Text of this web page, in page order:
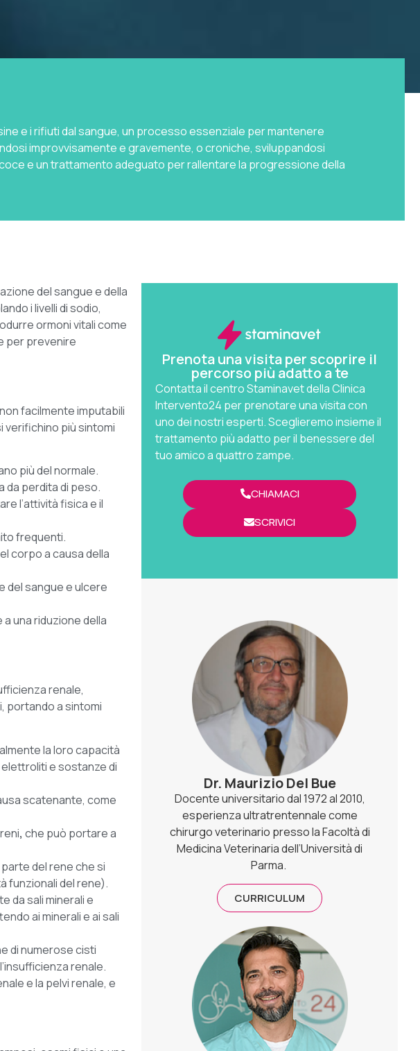
e i rifiuti dal sangue, un processo essenziale per mantenere
improvvisamente e gravemente, o croniche, sviluppandosi
e un trattamento adeguato per rallentare la progressione della
del sangue e della
i livelli di sodio,
ormoni vitali come
per prevenire
facilmente imputabili
più sintomi
più del normale.
da perdita di peso.
l’attività fisica e il
frequenti.
corpo a causa della
del sangue e ulcere
una riduzione della
renale,
portando a sintomi
la loro capacità
e sostanze di
scatenante, come
, che può portare a
del rene che si
funzionali del rene).
da sali minerali e
ai minerali e ai sali
di numerose cisti
renale.
e la pelvi renale, e
Prenota una visita per scoprire il
percorso più adatto a te
Contatta il centro Staminavet della Clinica
Intervento24 per prenotare una visita con
uno dei nostri esperti. Sceglieremo insieme il
trattamento più adatto per il benessere del
tuo amico a quattro zampe.
CHIAMACI
SCRIVICI
Dr. Maurizio Del Bue
Docente universitario dal 1972 al 2010,
esperienza ultratrentennale come
chirurgo veterinario presso la Facoltà di
Medicina Veterinaria dell’Università di
Parma.
CURRICULUM